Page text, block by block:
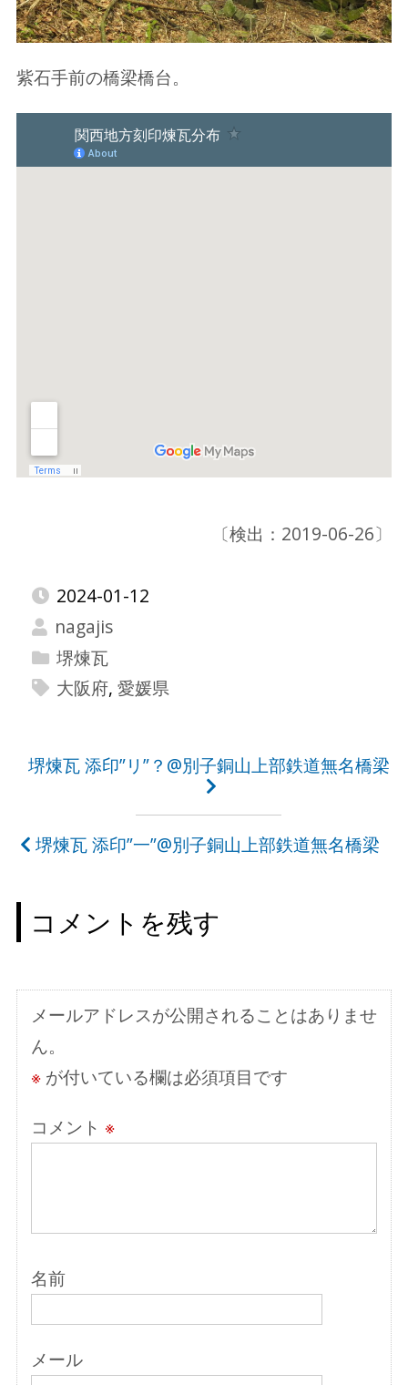
紫石手前の橋梁橋台。
〔検出：2019-06-26〕
2024-01-12
nagajis
堺煉瓦
大阪府, 愛媛県
投
ナ
ゲ
ー
ョ
ン
堺煉瓦 添印”リ”？@別子銅山上部鉄道無名橋梁
堺煉瓦 添印”一”@別子銅山上部鉄道無名橋梁
コメントを残す
メールアドレスが公開されることはありませ
ん。
※が付いている欄は必須項目です
コメント ※
名前
メール